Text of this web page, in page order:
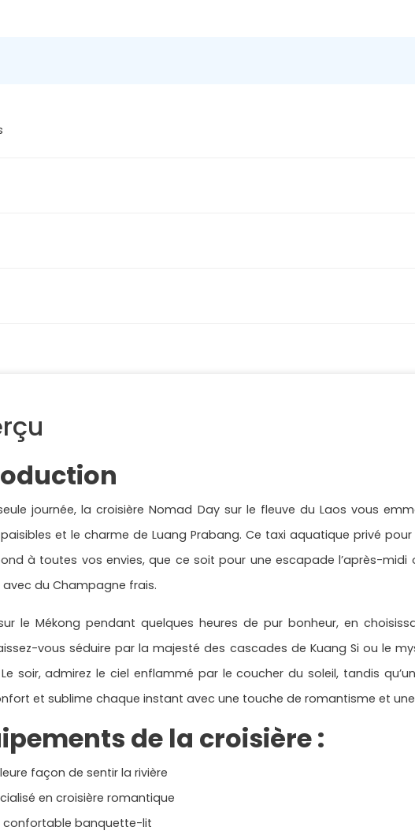
journée, la croisière Nomad Day sur le fleuve du Laos vous
et le charme de Luang Prabang. Ce taxi aquatique privé
à toutes vos envies, que ce soit pour une escapade l’après-midi
avec du Champagne frais.
le Mékong pendant quelques heures de pur bonheur, en
vous séduire par la majesté des cascades de Kuang Si ou le
Le soir, admirez le ciel enflammé par le coucher du soleil, tandis
et sublime chaque instant avec une touche de romantisme et
de la croisière :
façon de sentir la rivière
en croisière romantique
confortable banquette-lit